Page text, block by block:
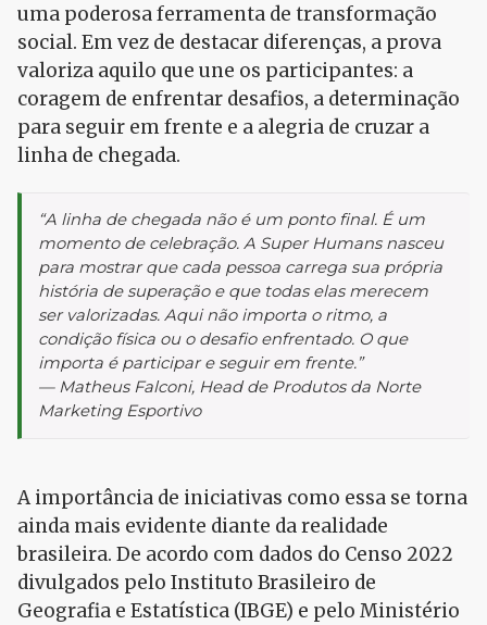
uma poderosa ferramenta de transformação
social. Em vez de destacar diferenças, a prova
valoriza aquilo que une os participantes: a
coragem de enfrentar desafios, a determinação
para seguir em frente e a alegria de cruzar a
linha de chegada.
“A linha de chegada não é um ponto final. É um
momento de celebração. A Super Humans nasceu
para mostrar que cada pessoa carrega sua própria
história de superação e que todas elas merecem
ser valorizadas. Aqui não importa o ritmo, a
condição física ou o desafio enfrentado. O que
importa é participar e seguir em frente.”
— Matheus Falconi, Head de Produtos da Norte
Marketing Esportivo
A importância de iniciativas como essa se torna
ainda mais evidente diante da realidade
brasileira. De acordo com dados do Censo 2022
divulgados pelo Instituto Brasileiro de
Geografia e Estatística (IBGE) e pelo Ministério